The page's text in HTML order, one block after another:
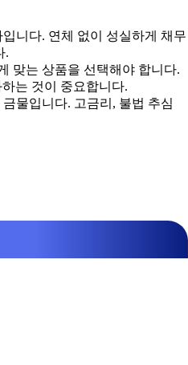
니다. 연체 없이 성실하게 채무
.
맞는 상품을 선택해야 합니다.
는 것이 중요합니다.
물입니다. 고금리, 불법 추심